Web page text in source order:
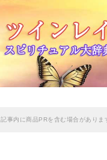
記事内に商品PRを含む場合がありま